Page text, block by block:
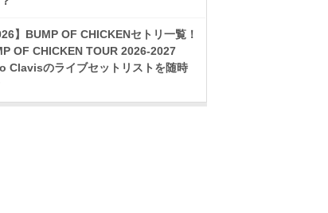
】BUMP OF CHICKENセトリ一覧！
OF CHICKEN TOUR 2026-2027
Clavisのライブセットリストを随時